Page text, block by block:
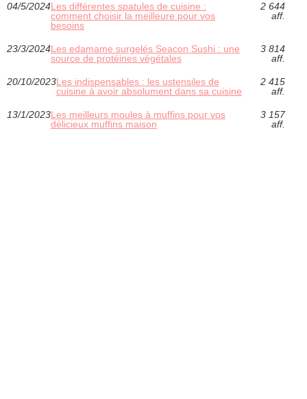
04/5/2024Les différentes spatules de cuisine :
comment choisir la meilleure pour vos
besoins
2 644
aff.
23/3/2024Les edamame surgelés Seacon Sushi : une
source de protéines végétales
3 814
aff.
20/10/2023Les indispensables : les ustensiles de
cuisine à avoir absolument dans sa cuisine
2 415
aff.
13/1/2023Les meilleurs moules à muffins pour vos
délicieux muffins maison
3 157
aff.